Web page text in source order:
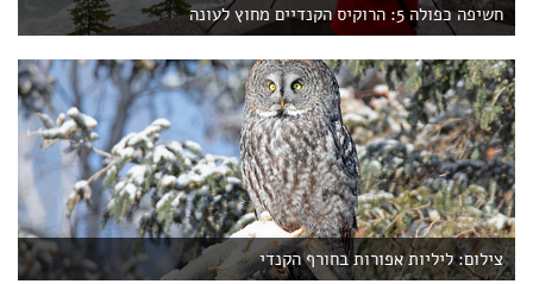
חשיפה כפולה 5: הרוקיס הקנדיים מחוץ לעונה
צילום: ליליות אפורות בחורף הקנדי